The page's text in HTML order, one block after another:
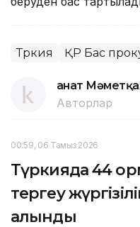
Түркия ҚР Бас
Қанат
Авторлар
00:59, 06 Тамыз 2026
Түркияда 44
тергеу
алынды